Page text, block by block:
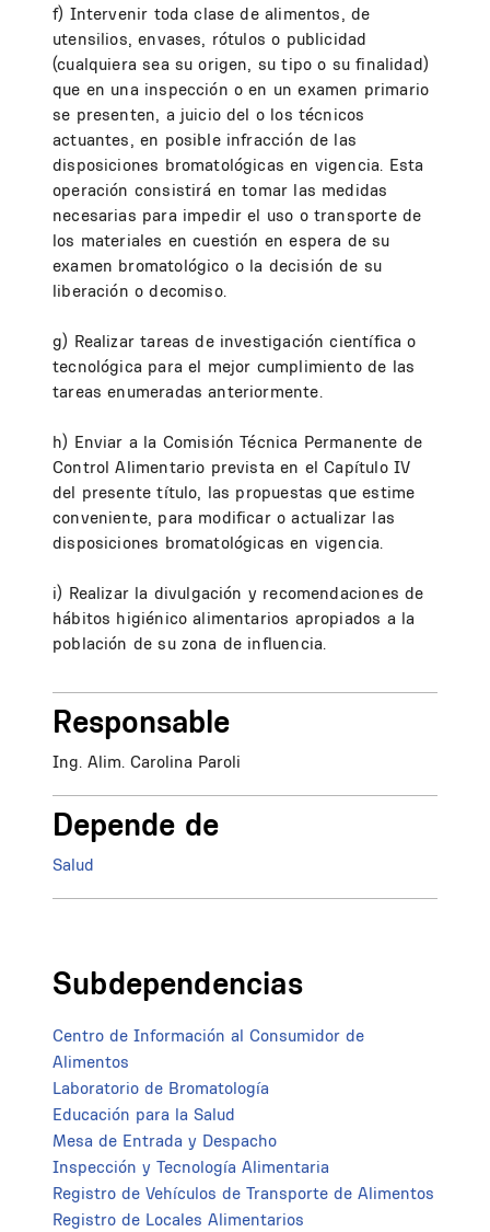
f) Intervenir toda clase de alimentos, de
utensilios, envases, rótulos o publicidad
(cualquiera sea su origen, su tipo o su finalidad)
que en una inspección o en un examen primario
se presenten, a juicio del o los técnicos
actuantes, en posible infracción de las
disposiciones bromatológicas en vigencia. Esta
operación consistirá en tomar las medidas
necesarias para impedir el uso o transporte de
los materiales en cuestión en espera de su
examen bromatológico o la decisión de su
liberación o decomiso.
g) Realizar tareas de investigación científica o
tecnológica para el mejor cumplimiento de las
tareas enumeradas anteriormente.
h) Enviar a la Comisión Técnica Permanente de
Control Alimentario prevista en el Capítulo IV
del presente título, las propuestas que estime
conveniente, para modificar o actualizar las
disposiciones bromatológicas en vigencia.
i) Realizar la divulgación y recomendaciones de
hábitos higiénico alimentarios apropiados a la
población de su zona de influencia.
Responsable
Ing. Alim. Carolina Paroli
Depende de
Salud
Subdependencias
Centro de Información al Consumidor de
Alimentos
Laboratorio de Bromatología
Educación para la Salud
Mesa de Entrada y Despacho
Inspección y Tecnología Alimentaria
Registro de Vehículos de Transporte de Alimentos
Registro de Locales Alimentarios